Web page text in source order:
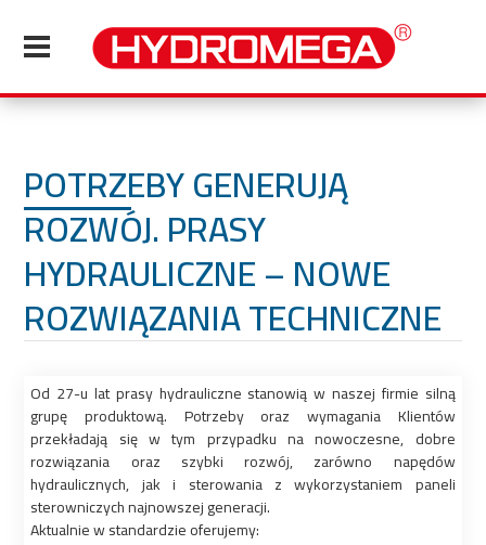
POTRZEBY GENERUJĄ
ROZWÓJ. PRASY
HYDRAULICZNE – NOWE
ROZWIĄZANIA TECHNICZNE
Od 27-u lat prasy hydrauliczne stanowią w naszej firmie silną
grupę produktową. Potrzeby oraz wymagania Klientów
przekładają się w tym przypadku na nowoczesne, dobre
rozwiązania oraz szybki rozwój, zarówno napędów
hydraulicznych, jak i sterowania z wykorzystaniem paneli
sterowniczych najnowszej generacji.
Aktualnie w standardzie oferujemy: